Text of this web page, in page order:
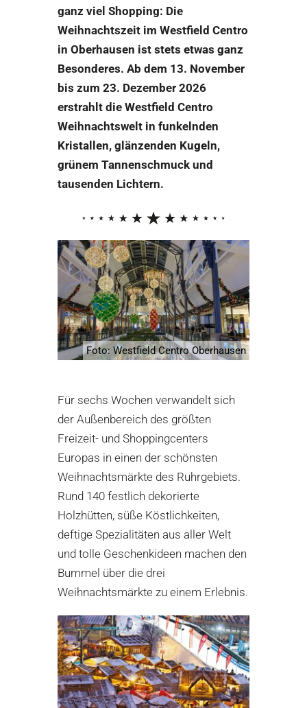
ganz viel Shopping: Die
Weihnachtszeit im Westfield Centro
in Oberhausen ist stets etwas ganz
Besonderes. Ab dem 13. November
bis zum 23. Dezember 2026
erstrahlt die Westfield Centro
Weihnachtswelt in funkelnden
Kristallen, glänzenden Kugeln,
grünem Tannenschmuck und
tausenden Lichtern.
Foto: Westfield Centro Oberhausen
Für sechs Wochen verwandelt sich
der Außenbereich des größten
Freizeit- und Shoppingcenters
Europas in einen der schönsten
Weihnachtsmärkte des Ruhrgebiets.
Rund 140 festlich dekorierte
Holzhütten, süße Köstlichkeiten,
deftige Spezialitäten aus aller Welt
und tolle Geschenkideen machen den
Bummel über die drei
Weihnachtsmärkte zu einem Erlebnis.